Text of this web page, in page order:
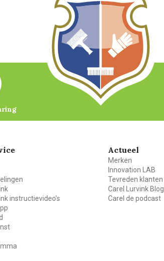
instructievideo's
Actueel
Merken
Innovation LAB
Tevreden klanten
Carel Lurvink Blog
Carel de podcast